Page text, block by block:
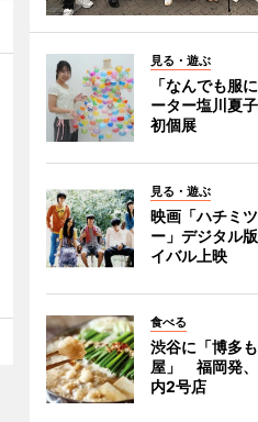
見る・遊ぶ
「なんでも服
ーター塩川夏
初個展
見る・遊ぶ
映画「ハチミ
ー」デジタル
イバル上映
食べる
渋谷に「博多
屋」 福岡発、
内2号店